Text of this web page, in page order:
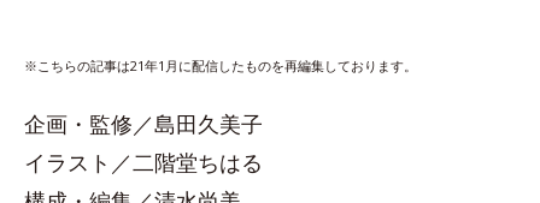
※こちらの記事は21年1月に配信したものを再編集しております。
企画・監修／島田久美子
イラスト／二階堂ちはる